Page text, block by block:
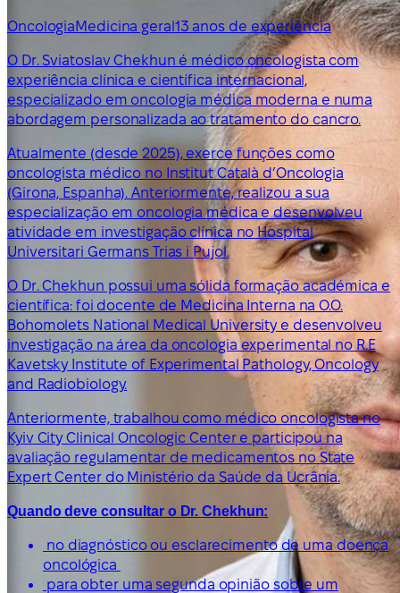
Oncologia Medicina geral13 anos de experiência
O Dr. Sviatoslav Chekhun é médico oncologista com
experiência clínica e científica internacional,
especializado em oncologia médica moderna e numa
abordagem personalizada ao tratamento do cancro.
Atualmente (desde 2025), exerce funções como
oncologista médico no Institut Català d’Oncologia
(Girona, Espanha). Anteriormente, realizou a sua
especialização em oncologia médica e desenvolveu
atividade em investigação clínica no Hospital
Universitari Germans Trias i Pujol.
O Dr. Chekhun possui uma sólida formação académica e
científica: foi docente de Medicina Interna na O.O.
Bohomolets National Medical University e desenvolveu
investigação na área da oncologia experimental no R.E
Kavetsky Institute of Experimental Pathology, Oncology
and Radiobiology.
Anteriormente, trabalhou como médico oncologista no
Kyiv City Clinical Oncologic Center e participou na
avaliação regulamentar de medicamentos no State
Expert Center do Ministério da Saúde da Ucrânia.
Quando deve consultar o Dr. Chekhun:
no diagnóstico ou esclarecimento de uma doença
oncológica
para obter uma segunda opinião sobre um